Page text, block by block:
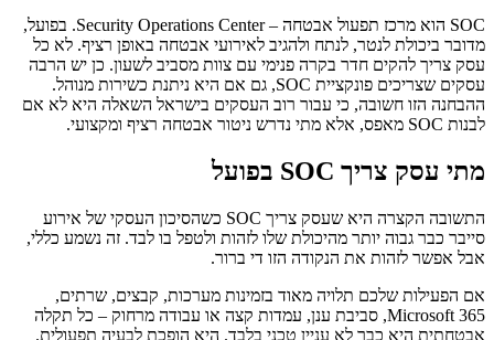
SOC הוא מרכז תפעול אבטחה – Security Operations Center. בפועל,
מדובר ביכולת לנטר, לנתח ולהגיב לאירועי אבטחה באופן רציף. לא כל
עסק צריך להקים חדר בקרה פנימי עם צוות מסביב לשעון. כן יש הרבה
עסקים שצריכים פונקציית SOC, גם אם היא ניתנת כשירות מנוהל.
ההבחנה הזו חשובה, כי עבור רוב העסקים בישראל השאלה היא לא אם
לבנות SOC מאפס, אלא מתי נדרש ניטור אבטחה רציף ומקצועי.
מתי עסק צריך SOC בפועל
התשובה הקצרה היא שעסק צריך SOC כשהסיכון העסקי של אירוע
סייבר כבר גבוה יותר מהיכולת שלו לזהות ולטפל בו לבד. זה נשמע כללי,
אבל אפשר לזהות את הנקודה הזו די ברור.
אם הפעילות שלכם תלויה מאוד בזמינות מערכות, קבצים, שרתים,
Microsoft 365, סביבת ענן, עמדות קצה או עבודה מרחוק – כל תקלה
אבטחתית היא כבר לא עניין טכני בלבד. היא הופכת לבעיה תפעולית.